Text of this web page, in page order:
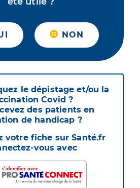
NON
le dépistage et/ou la
Covid ?
des patients en
de handicap ?
votre fiche sur Santé.fr
vous avec